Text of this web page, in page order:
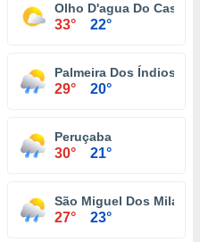
Olho D'agua Do Casado
33° 22°
Palmeira Dos Índios
29° 20°
Peruçaba
30° 21°
São Miguel Dos
27° 23°